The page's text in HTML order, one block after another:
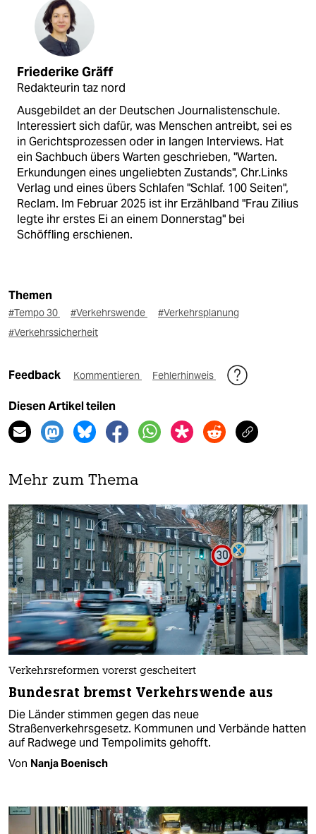
Friederike Gräff
Redakteurin taz nord
Ausgebildet an der Deutschen Journalistenschule.
Interessiert sich dafür, was Menschen antreibt, sei es
in Gerichtsprozessen oder in langen Interviews. Hat
ein Sachbuch übers Warten geschrieben, "Warten.
Erkundungen eines ungeliebten Zustands", Chr.Links
Verlag und eines übers Schlafen "Schlaf. 100 Seiten",
Reclam. Im Februar 2025 ist ihr Erzählband "Frau Zilius
legte ihr erstes Ei an einem Donnerstag" bei
Schöffling erschienen.
Themen
#Tempo 30 #Verkehrswende
#Verkehrsplanung
#Verkehrssicherheit
Feedback Kommentieren Fehlerhinweis
Diesen Artikel teilen
Mehr zum Thema
Verkehrsreformen vorerst gescheitert
Bundesrat bremst Verkehrswende aus
Die Länder stimmen gegen das neue
Straßenverkehrsgesetz. Kommunen und Verbände hatten
auf Radwege und Tempolimits gehofft.
Von Nanja Boenisch